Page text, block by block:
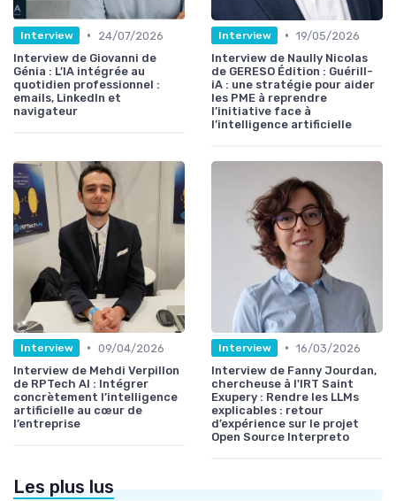
Interview •
24/07/2026
Interview de Giovanni de
Génia : L’IA intégrée au
quotidien professionnel :
emails, LinkedIn et
navigateur
Interview • 19/05/2026
Interview de Naully Nicolas
de GERESO Édition : Guérill-
iA : une stratégie pour aider
les PME à reprendre
l’initiative face à
l’intelligence artificielle
Interview • 09/04/2026
Interview de Mehdi Verpillon
de RPTech AI : Intégrer
concrètement l’intelligence
artificielle au cœur de
l’entreprise
Interview • 16/03/2026
Interview de Fanny Jourdan,
chercheuse à l'IRT Saint
Exupery : Rendre les LLMs
explicables : retour
d’expérience sur le projet
Open Source Interpreto
Les plus lus